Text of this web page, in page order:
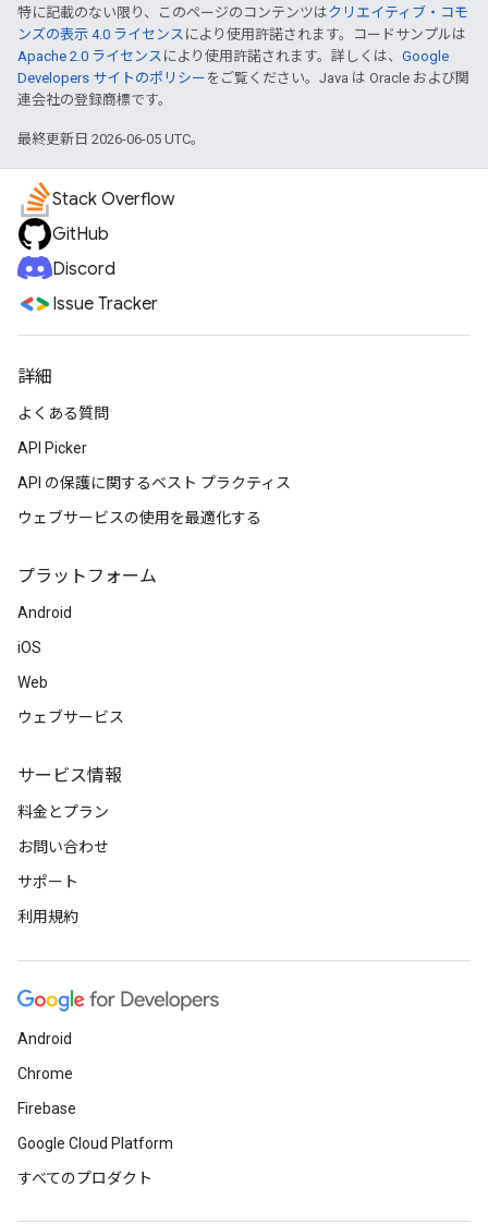
特に記載のない限り、このページのコンテンツはクリエイティブ・コモ
ンズの表示 4.0 ライセンス により使用許諾されます。コードサンプルは
Apache 2.0 ライセンス により使用許諾されます。詳しくは、 Google
Developers サイトのポリシー をご覧ください。Java は Oracle および関
連会社の登録商標です。
最終更新日 2026-06-05 UTC。
Stack Overflow
GitHub
Discord
Issue Tracker
詳細
よくある質問
API Picker
API の保護に関するベスト プラクティス
ウェブサービスの使用を最適化する
プラットフォーム
Android
iOS
Web
ウェブサービス
サービス情報
料金とプラン
お問い合わせ
サポート
利用規約
Android
Chrome
Firebase
Google Cloud Platform
すべてのプロダクト